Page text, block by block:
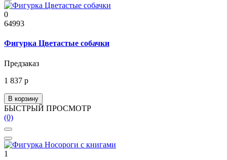
0
64993
Фигурка Цветастые собачки
Предзаказ
1 837 р
В корзину
БЫСТРЫЙ ПРОСМОТР
(0)
1